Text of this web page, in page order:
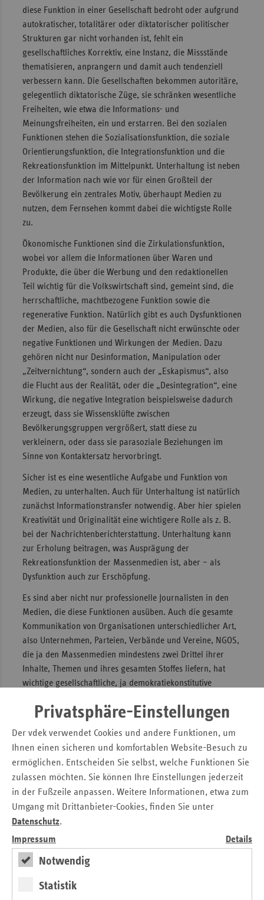
Privatsphäre-Einstellungen
Der vdek verwendet Cookies und andere Funktionen, um
Ihnen einen sicheren und komfortablen Website-Besuch zu
ermöglichen. Entscheiden Sie selbst, welche Funktionen Sie
zulassen möchten. Sie können Ihre Einstellungen jederzeit
in der Fußzeile anpassen. Weitere Informationen, etwa zum
Umgang mit Drittanbieter-Cookies, finden Sie unter
Datenschutz.
Impressum
Details
Notwendig
Statistik
diese Funktion in einer Gesellschaft bedroht oder aufgrund
autokratischer, totalitärer oder diktatorischer politischer
Strukturen gar nicht vorhanden ist, fehlt ein
gesellschaftliches Korrektiv, eine Instanz, die Missstände
thematisieren, anprangern und damit auch tendenziell
verbessern kann. Die Gesellschaften bekommen autoritäre,
gelegentlich diktatorische Züge, sie schränken wesentliche
Freiheiten, wie etwa die Informations- und
Meinungsfreiheiten, ein und erstarren. Bei den sozialen
Funktionen stehen die Sozialisationsfunktion, die soziale
Orientierungsfunktion, die Integrationsfunktion und die
Rekreationsfunktion im Mittelpunkt. Unterhaltung ist neben
der Information nach wie vor für einen Großteil der
Bevölkerung ein zentrales Motiv, überhaupt Medien zu
nutzen, dem Fernsehen kommt dabei die wichtigste Rolle
zu.
Ökonomische Funktionen sind die Zirkulationsfunktion,
wobei vor allem die Informationen über Waren und
Produkte, die über die Werbung und den redaktionellen
Teil wichtig für die Volkswirtschaft sind, gemeint sind, die
herrschaftliche, machtbezogene Funktion sowie die
regenerative Funktion. Natürlich gibt es auch Dysfunktionen
der Medien, also für die Gesellschaft nicht erwünschte oder
negative Funktionen und Wirkungen der Medien. Dazu
gehören nicht nur Desinformation, Manipulation oder
„Zeitvernichtung“, sondern auch der „Eskapismus“, also
die Flucht aus der Realität, oder die „Desintegration“, eine
Wirkung, die negative Integration beispielsweise dadurch
erzeugt, dass sie Wissensklüfte zwischen
Bevölkerungsgruppen vergrößert, statt diese zu
verkleinern, oder dass sie parasoziale Beziehungen im
Sinne von Kontaktersatz hervorbringt.
Sicher ist es eine wesentliche Aufgabe und Funktion von
Medien, zu unterhalten. Auch für Unterhaltung ist natürlich
zunächst Informationstransfer notwendig. Aber hier spielen
Kreativität und Originalität eine wichtigere Rolle als z. B.
bei der Nachrichtenberichterstattung. Unterhaltung kann
zur Erholung beitragen, was Ausprägung der
Rekreationsfunktion der Massenmedien ist, aber – als
Dysfunktion auch zur Erschöpfung.
Es sind aber nicht nur professionelle Journalisten in den
Medien, die diese Funktionen ausüben. Auch die gesamte
Kommunikation von Organisationen unterschiedlicher Art,
also Unternehmen, Parteien, Verbände und Vereine, NGOS,
die ja den Massenmedien mindestens zwei Drittel ihrer
Inhalte, Themen und ihres gesamten Stoffes liefern, hat
wichtige gesellschaftliche, ja demokratiekonstitutive
die Zeitungen weitgehend weiß bleiben und die Hörfunk-
produzieren. Die Medien könnten ohne Öffentlichkeitsarbeit
nicht existieren. Erwähnenswert ist aber auch noch die
Rolle von Laien, also die Beteiligung von Bürgern an
demokratischen Öffentlichkeiten. Dies ist wichtiger
geworden, gerade auch durch die Entwicklung der Medien
im Online-Bereich, vor allem durch die sozialen Medien.
Veränderte Medienlandschaften,
Mediennutzung und Medienproduktion
Medienlandschaften und Mediennutzung haben sich immer